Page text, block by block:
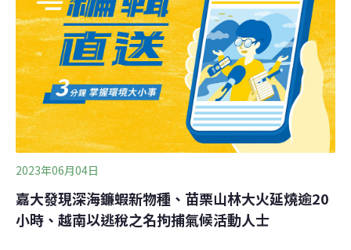
衛福部疾管署副署長羅一鈞表示，人體檢驗結果已經全數
出爐，除1名死者無檢體留存可驗外，11名個案均自血液
或尿液檢出托福松。（聯合報報導）
2023年06月04日
嘉大發現深海鐮蝦新物種、苗栗山林大火延燒逾20
小時、越南以逃稅之名拘捕氣候活動人士